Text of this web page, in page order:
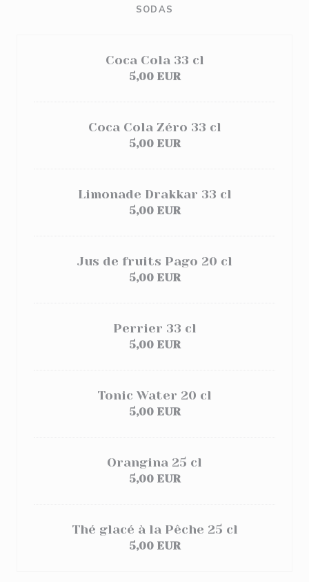
SODAS
Coca Cola 33 cl
5,00 EUR
Coca Cola Zéro 33 cl
5,00 EUR
Limonade Drakkar 33 cl
5,00 EUR
Jus de fruits Pago 20 cl
5,00 EUR
Perrier 33 cl
5,00 EUR
Tonic Water 20 cl
5,00 EUR
Orangina 25 cl
5,00 EUR
Thé glacé à la Pêche 25 cl
5,00 EUR